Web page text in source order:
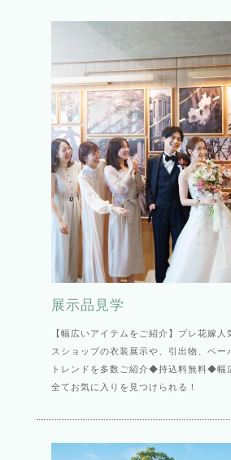
展示品見学
【幅広いアイテムをご紹介】プレ花嫁
スショップの衣装展示や、引出物、ペー
トレンドを多数ご紹介◆持込料無料◆幅
全てお気に入りを見つけられる！